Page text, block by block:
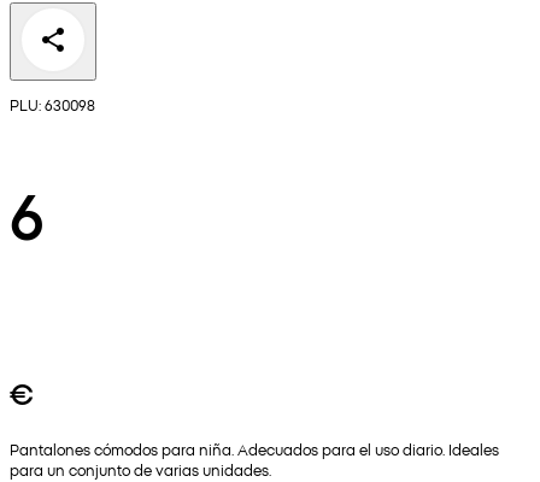
PLU: 630098
6
€
Pantalones cómodos para niña. Adecuados para el uso diario. Ideales
para un conjunto de varias unidades.